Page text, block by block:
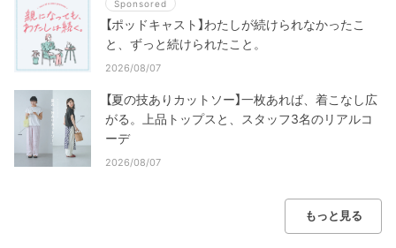
Sponsored
【ポッドキャスト】わたしが続けられなかったこ
と、ずっと続けられたこと。
2026/08/07
【夏の技ありカットソー】一枚あれば、着こなし広
がる。上品トップスと、スタッフ3名のリアルコ
ーデ
2026/08/07
もっと見る